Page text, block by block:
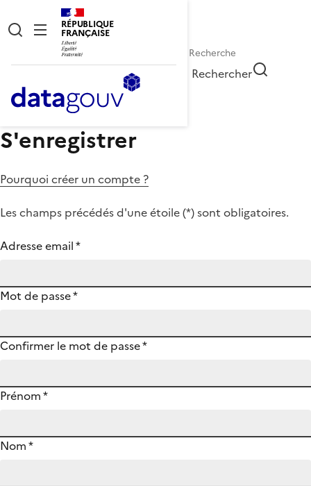
RÉPUBLIQUE
FRANÇAISE
Rechercher
S'enregistrer
Pourquoi créer un compte ?
Les champs précédés d'une étoile (*) sont obligatoires.
Adresse email*
Mot de passe*
Confirmer le mot de passe*
Prénom*
Nom*